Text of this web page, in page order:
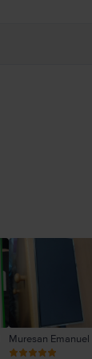
Muresan Emanuel